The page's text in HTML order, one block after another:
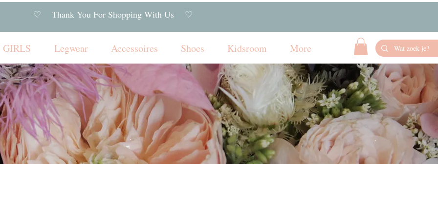
♡ Thank You For Shopping With Us ♡
GIRLS Legwear Accessoires Shoes Kidsroom More